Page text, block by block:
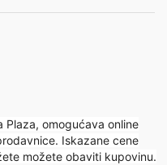
Plaza, omogućava online
Iskazane cene
možete obaviti kupovinu.